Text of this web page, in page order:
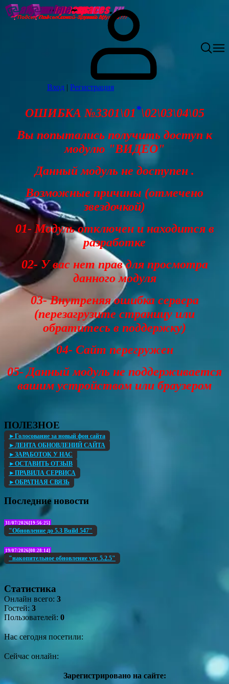
Вход | Регистрация
ОШИБКА №3301\01*\02\03\04\05
Вы попытались получить доступ к
модулю "ВИДЕО"
Данный модуль не доступен .
Возможные причины (отмечено
звездочкой)
01- Модуль отключен и находится в
разработке
02- У вас нет прав для просмотра
данного модуля
03- Внутреняя ошибка сервера
(перезагрузите страницу или
обратитесь в поддержку)
04- Сайт перегружен
05- Данный модуль не поддерживается
вашим устройством или браузером
ПОЛЕЗНОЕ
►Голосование за новый фон сайта
►ЛЕНТА ОБНОВЛЕНИЙ САЙТА
►ЗАРАБОТОК У НАС
►ОСТАВИТЬ ОТЗЫВ
►ПРАВИЛА СЕРВИСА
►ОБРАТНАЯ СВЯЗЬ
Последние новости
31/07/2026[19:56:25]
"Обновление до 5.3 Build 547"
19/07/2026[08:28:14]
"накопительное обновление ver. 5.2.5"
Статистика
Онлайн всего: 3
Гостей: 3
Пользователей: 0
Нас сегодня посетили:
Сейчас онлайн:
Зарегистрировано на сайте: